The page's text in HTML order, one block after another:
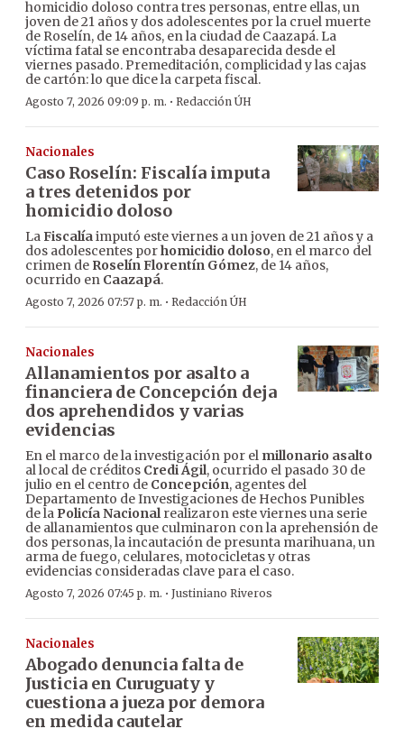
homicidio doloso contra tres personas, entre ellas, un
joven de 21 años y dos adolescentes por la cruel muerte
de Roselín, de 14 años, en la ciudad de Caazapá. La
víctima fatal se encontraba desaparecida desde el
viernes pasado. Premeditación, complicidad y las cajas
de cartón: lo que dice la carpeta fiscal.
Agosto 7, 2026 09:09 p. m. · Redacción ÚH
Nacionales
Caso Roselín: Fiscalía imputa
a tres detenidos por
homicidio doloso
LaFiscalíaimputó este viernes a un joven de 21 años y a
dos adolescentes porhomicidio doloso, en el marco del
crimen de Roselín Florentín Gómez, de 14 años,
ocurrido en Caazapá.
Agosto 7, 2026 07:57 p. m. · Redacción ÚH
Nacionales
Allanamientos por asalto a
financiera de Concepción deja
dos aprehendidos y varias
evidencias
En el marco de la investigación por el millonario asalto
al local de créditos Credi Ágil, ocurrido el pasado 30 de
julio en el centro de Concepción, agentes del
Departamento de Investigaciones de Hechos Punibles
de la Policía Nacionalrealizaron este viernes una serie
de allanamientos que culminaron con la aprehensión de
dos personas, la incautación de presunta marihuana, un
arma de fuego, celulares, motocicletas y otras
evidencias consideradas clave para el caso.
Agosto 7, 2026 07:45 p. m. · Justiniano Riveros
Nacionales
Abogado denuncia falta de
Justicia en Curuguaty y
cuestiona a jueza por demora
en medida cautelar